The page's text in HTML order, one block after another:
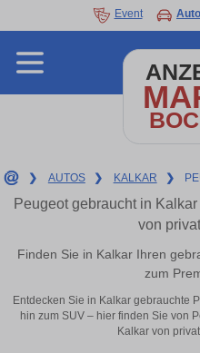
Event Auto
❯ AUTOS ❯ KALKAR ❯
Peugeot gebraucht in
von
Finden Sie in Kalkar Ihren
zum
Entdecken Sie in Kalkar gebrauchte
hin zum SUV – hier finden Sie von
Kalkar von